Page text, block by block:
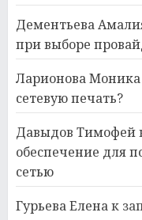
Дементьева
при выборе
Ларионова Моника
сетевую печать?
Давыдов Тимофей
обеспечение для
сетью
Гурьева Еленак